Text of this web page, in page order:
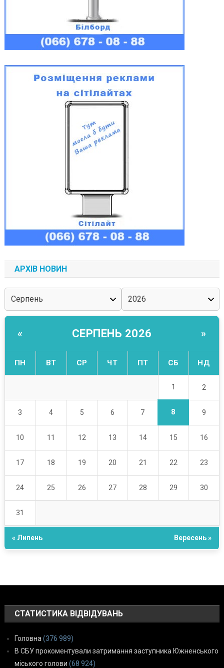
АРХІВ НОВИН
« СЕРПЕНЬ 2026 »
ПН ВТ СР ЧТ ПТ СБ НД
1 2
3 4 5 6 7 8 9
10 11 12 13 14 15 16
17 18 19 20 21 22 23
24 25 26 27 28 29 30
31
« Липень Вересень »
СТАТИСТИКА ВІДВІДУВАНЬ
Головна (376 989)
В СБУ прокоментували затримання заступника Южненського
міського голови (68 924)